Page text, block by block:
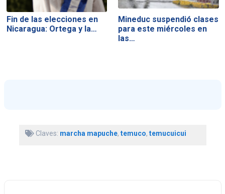
Fin de las elecciones en
Nicaragua: Ortega y la…
Mineduc suspendió clases
para este miércoles en
las…
Claves: marcha mapuche, temuco, temucuicui